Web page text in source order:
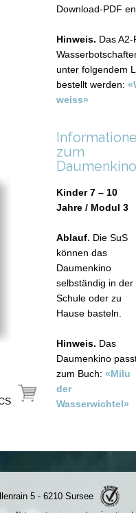
Download-PDF
Hinweis. Das
unter folgendem
bestellt werden:
weiss»
zum
Daumenkino
Kinder 7 – 10
Jahre / Modul 3
Ablauf. Die SuS
können das
Daumenkino
selbständig in der
Schule oder zu
Hause basteln.
Hinweis. Das
Daumenkino
zum Buch: «Milu
der
Wasserwichtel»
5 - 6210 Sursee